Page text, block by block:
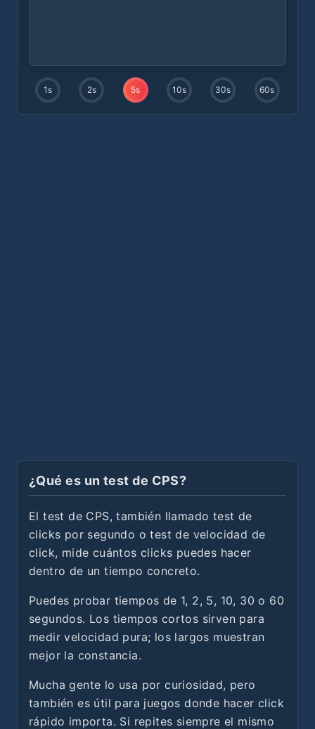
1s 2s 5s 10s 30s 60s
¿Qué es un test de CPS?
El test de CPS, también llamado test de
clicks por segundo o test de velocidad de
click, mide cuántos clicks puedes hacer
dentro de un tiempo concreto.
Puedes probar tiempos de 1, 2, 5, 10, 30 o 60
segundos. Los tiempos cortos sirven para
medir velocidad pura; los largos muestran
mejor la constancia.
Mucha gente lo usa por curiosidad, pero
también es útil para juegos donde hacer click
rápido importa. Si repites siempre el mismo